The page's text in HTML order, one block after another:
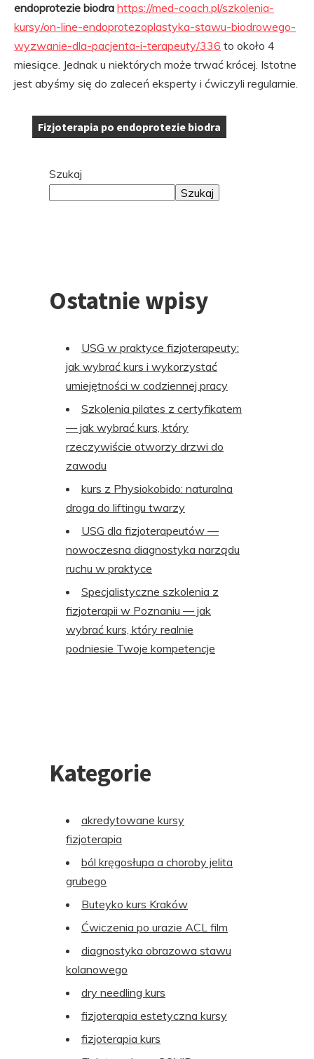
endoprotezie biodra https://med-coach.pl/szkolenia-
kursy/on-line-endoprotezoplastyka-stawu-biodrowego-
wyzwanie-dla-pacjenta-i-terapeuty/336 to około 4
miesiące. Jednak u niektórych może trwać krócej. Istotne
jest abyśmy się do zaleceń eksperty i ćwiczyli regularnie.
Tagi:
Fizjoterapia po endoprotezie biodra
PrzejdźSzukaj
Szukaj
Ostatnie wpisy
USG w praktyce fizjoterapeuty:
jak wybrać kurs i wykorzystać
umiejętności w codziennej pracy
Szkolenia pilates z certyfikatem
— jak wybrać kurs, który
rzeczywiście otworzy drzwi do
zawodu
kurs z Physiokobido: naturalna
droga do liftingu twarzy
USG dla fizjoterapeutów —
nowoczesna diagnostyka narządu
ruchu w praktyce
Specjalistyczne szkolenia z
fizjoterapii w Poznaniu — jak
wybrać kurs, który realnie
podniesie Twoje kompetencje
Kategorie
akredytowane kursy
fizjoterapia
ból kręgosłupa a choroby jelita
grubego
Buteyko kurs Kraków
Ćwiczenia po urazie ACL film
diagnostyka obrazowa stawu
kolanowego
dry needling kurs
fizjoterapia estetyczna kursy
fizjoterapia kurs